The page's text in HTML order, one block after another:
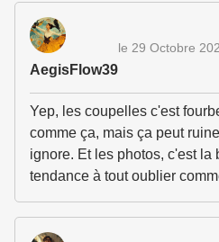
AegisFlow39
le 29 Octobre
Yep, les coupelles c'est
comme ça, mais ça peut
ignore. Et les photos, c'est la
tendance à tout oublier